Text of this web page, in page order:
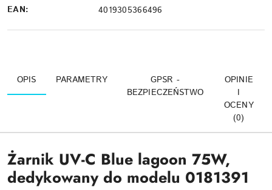
EAN: 4019305366496
OPIS PARAMETRY
GPSR -
BEZPIECZEŃSTWO
OPINIE
I
OCENY
(0)
Żarnik UV-C Blue lagoon 75W,
dedykowany do modelu 0181391